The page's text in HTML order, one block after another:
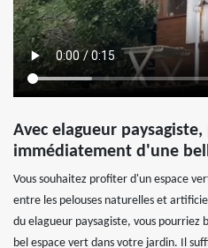
Avec elagueur
immédiatement d'une
Vous souhaitez profiter d'un espace
entre les pelouses naturelles et
du elagueur paysagiste, vous pourriez
bel espace vert dans votre jardin. Il